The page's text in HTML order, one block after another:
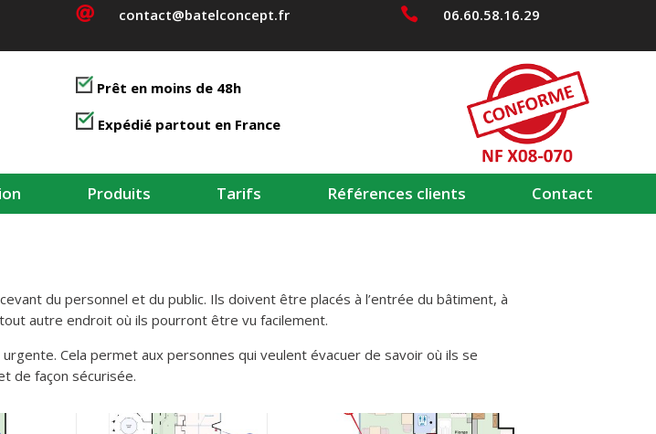
 contact@batelconcept.fr  06.60.58.16.29
Prêt en moins de 48h
Expédié partout en France
Produits Tarifs Références clients Contact
du personnel et du public. Ils doivent être placés à l’entrée du bâtiment, à
autre endroit où ils pourront être vu facilement.
Cela permet aux personnes qui veulent évacuer de savoir où ils se
de façon sécurisée.